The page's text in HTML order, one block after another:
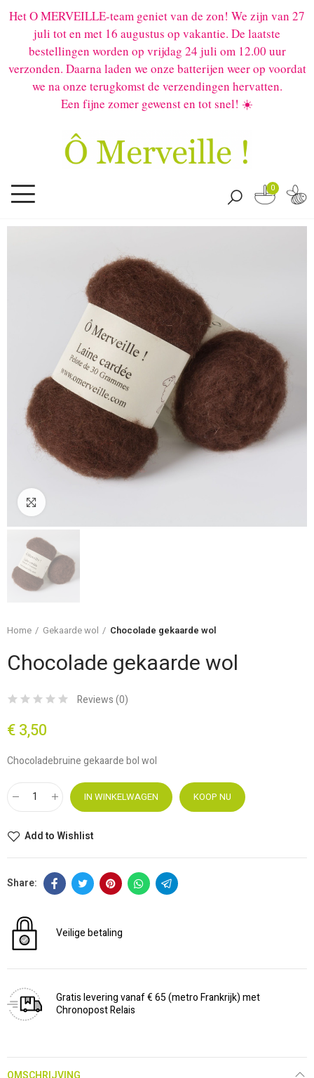
Het O MERVEILLE-team geniet van de zon! We zijn van 27
juli tot en met 16 augustus op vakantie. De laatste
bestellingen worden op vrijdag 24 juli om 12.00 uur
verzonden. Daarna laden we onze batterijen weer op voordat
we na onze terugkomst de verzendingen hervatten.
Een fijne zomer gewenst en tot snel! ☀️
0
Home Gekaarde wol Chocolade gekaarde wol
Chocolade gekaarde wol
Reviews (0)
€ 3,50
Chocoladebruine gekaarde bol wol
IN WINKELWAGEN KOOP NU
Add to Wishlist
Veilige betaling
Gratis levering vanaf € 65 (metro Frankrijk) met
Chronopost Relais